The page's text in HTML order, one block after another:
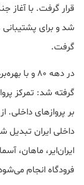
قرار گرفت. با آغاز
شد و برای پشتیبانی
گرفت.
در دهه ۸۰
گرفته شد: تمرکز
بر پروازهای داخلی.
داخلی ایران تبدیل
ایران‌ایر، ماهان،
فرودگاه انجام